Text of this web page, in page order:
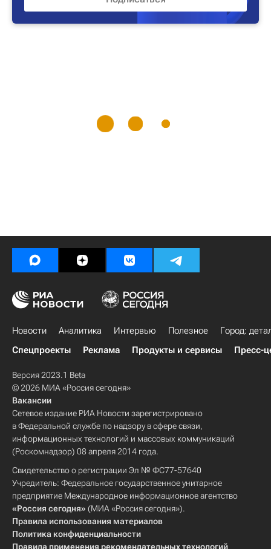
Новости Аналитика Интервью Полезное
Город:
Спецпроекты
Реклама Продукты и сервисы Пресс-
Версия 2023.1 Beta
© 2026 МИА «Россия сегодня»
Вакансии
Сетевое издание РИА Новости зарегистрировано
в Федеральной службе по надзору в сфере связи,
информационных технологий и массовых коммуникаций
(Роскомнадзор) 08 апреля 2014 года.
Свидетельство о регистрации Эл № ФС77-57640
Учредитель: Федеральное государственное унитарное
предприятие Международное информационное агентство
«Россия сегодня» (МИА «Россия сегодня»).
Правила использования материалов
Политика конфиденциальности
Правила применения рекомендательных технологий